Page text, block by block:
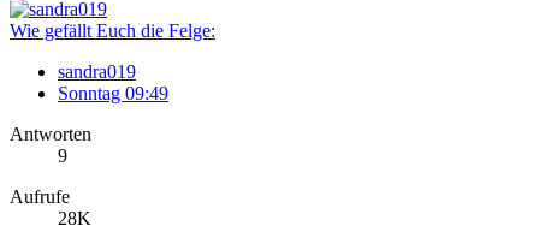
Wie gefällt Euch die Felge:
sandra019
Sonntag 09:49
Antworten
9
Aufrufe
28K